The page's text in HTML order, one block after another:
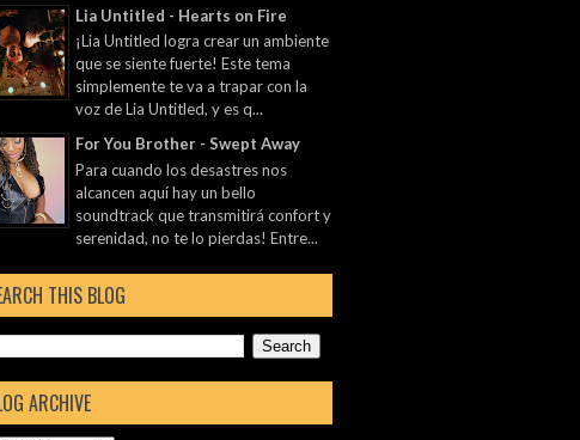
Lia Untitled - Hearts on Fire
¡Lia Untitled logra crear un ambiente
que se siente fuerte! Este tema
simplemente te va a trapar con la
voz de Lia Untitled, y es q...
For You Brother - Swept Away
Para cuando los desastres nos
alcancen aquí hay un bello
soundtrack que transmitirá confort y
serenidad, no te lo pierdas! Entre...
THIS BLOG
ARCHIVE